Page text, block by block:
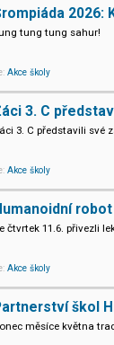
tung tung sahur!
Akce školy
3. C představili své
Akce školy
čtvrtek 11.6. přivezli
Pro naše třeťáky a
Akce školy
škol
měsíce května